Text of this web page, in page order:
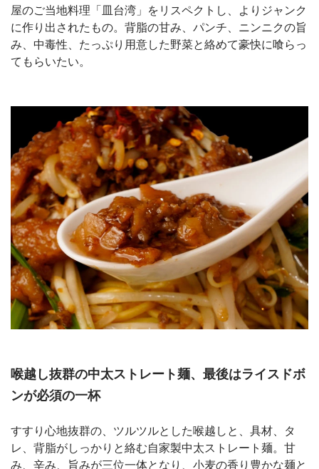
屋のご当地料理「皿台湾」をリスペクトし、よりジャンク
に作り出されたもの。背脂の甘み、パンチ、ニンニクの旨
み、中毒性、たっぷり用意した野菜と絡めて豪快に喰らっ
てもらいたい。
喉越し抜群の中太ストレート麺、最後はライスドボ
ンが必須の一杯
すすり心地抜群の、ツルツルとした喉越しと、具材、タ
レ、背脂がしっかりと絡む自家製中太ストレート麺。甘
み、辛み、旨みが三位一体となり、小麦の香り豊かな麺と